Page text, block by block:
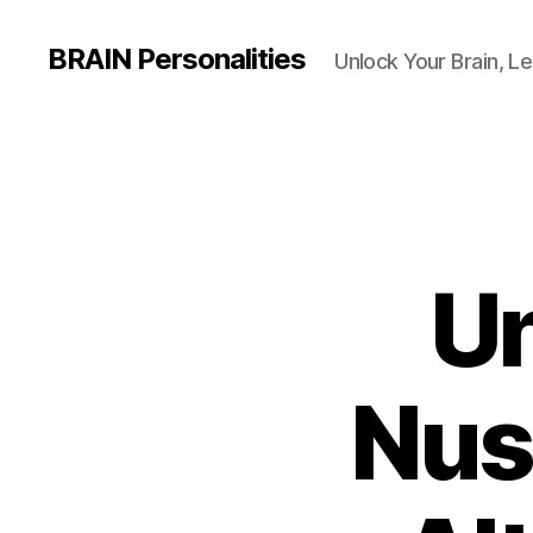
BRAIN Personalities Unlock Your Brain,